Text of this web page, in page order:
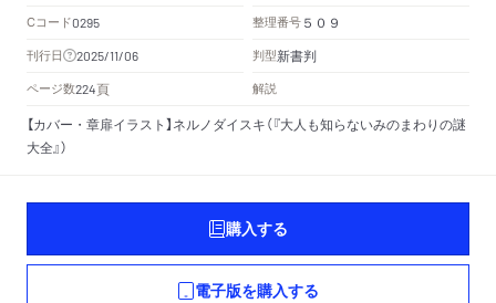
Cコード0295 整理番号 ５０９
刊行日 2025/11/06 判型新書判
ページ数224頁 解説
【カバー・章扉イラスト】ネルノダイスキ（『大人も知らないみのまわりの謎
大全』）
購入する
電子版を購入する